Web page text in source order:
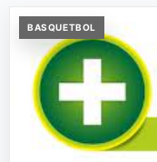
BASQUETBOL